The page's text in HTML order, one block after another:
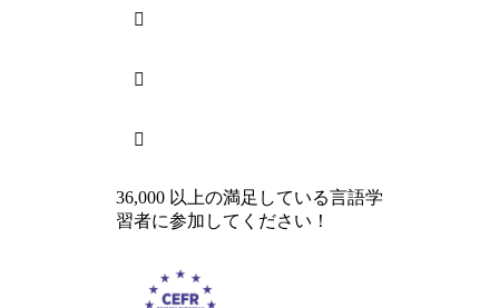



36,000 以上の満足している言語学
習者に参加してください！